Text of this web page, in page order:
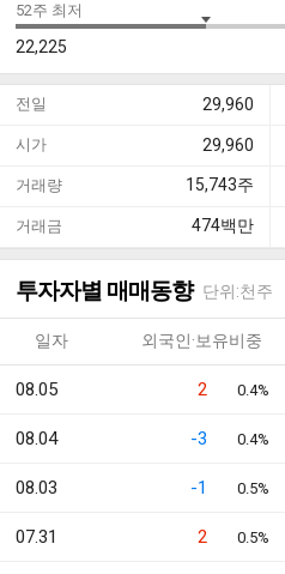
52주 최저
22,225
전일 29,960
시가 29,960
거래량 15,743주
거래금 474백만
투자자별 매매동향 단위:천주
일자 외국인·보유비중
08.05 2 0.4%
08.04 -3 0.4%
08.03 -1 0.5%
07.31 2 0.5%